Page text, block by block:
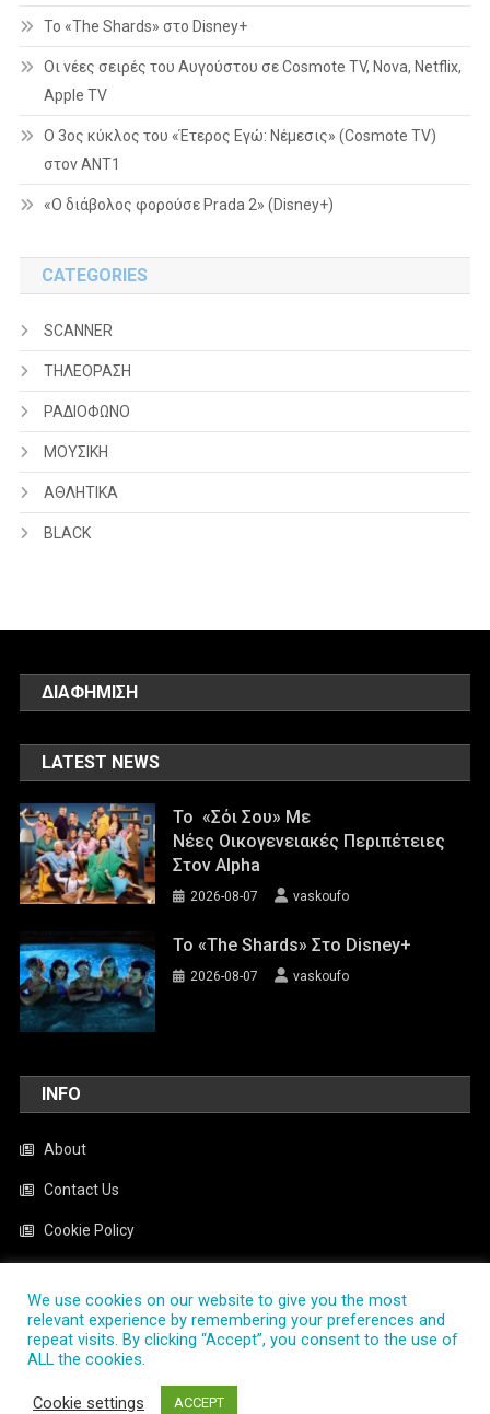
To «The Shards» στο Disney+
Οι νέες σειρές του Αυγούστου σε Cosmote TV, Nova, Netflix,
Apple TV
Ο 3ος κύκλος του «Έτερος Εγώ: Νέμεσις» (Cosmote TV)
στον ΑΝΤ1
«Ο διάβολος φορούσε Prada 2» (Disney+)
CATEGORIES
SCANNER
ΤΗΛΕΟΡΑΣΗ
ΡΑΔΙΟΦΩΝΟ
ΜΟΥΣΙΚΗ
ΑΘΛΗΤΙΚΑ
BLACK
ΔΙΑΦΗΜΙΣΗ
LATEST NEWS
Το «Σόι Σου» Με
Νέες Οικογενειακές Περιπέτειες
Στον Alpha
2026-08-07 vaskoufo
To «The Shards» Στο Disney+
2026-08-07 vaskoufo
INFO
About
Contact Us
Cookie Policy
Privacy Policy
PlayTV.com.gr|Theme: News Portal by
We use cookies on our website to give you the most
relevant experience by remembering your preferences and
repeat visits. By clicking “Accept”, you consent to the use of
ALL the cookies.
Cookie settings ACCEPT